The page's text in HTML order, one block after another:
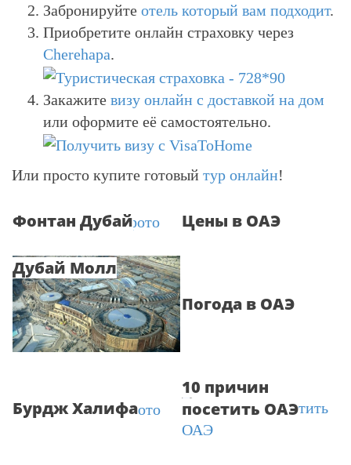
Забронируйте отель который вам подходит.
Приобретите онлайн страховку через
Cherehapa.
Закажите визу онлайн с доставкой на дом
или оформите её самостоятельно.
Или просто купите готовый тур онлайн!
Фонтан Дубай Цены в ОАЭ
Дубай Молл
Погода в ОАЭ
Бурдж Халифа
10 причин
посетить ОАЭ